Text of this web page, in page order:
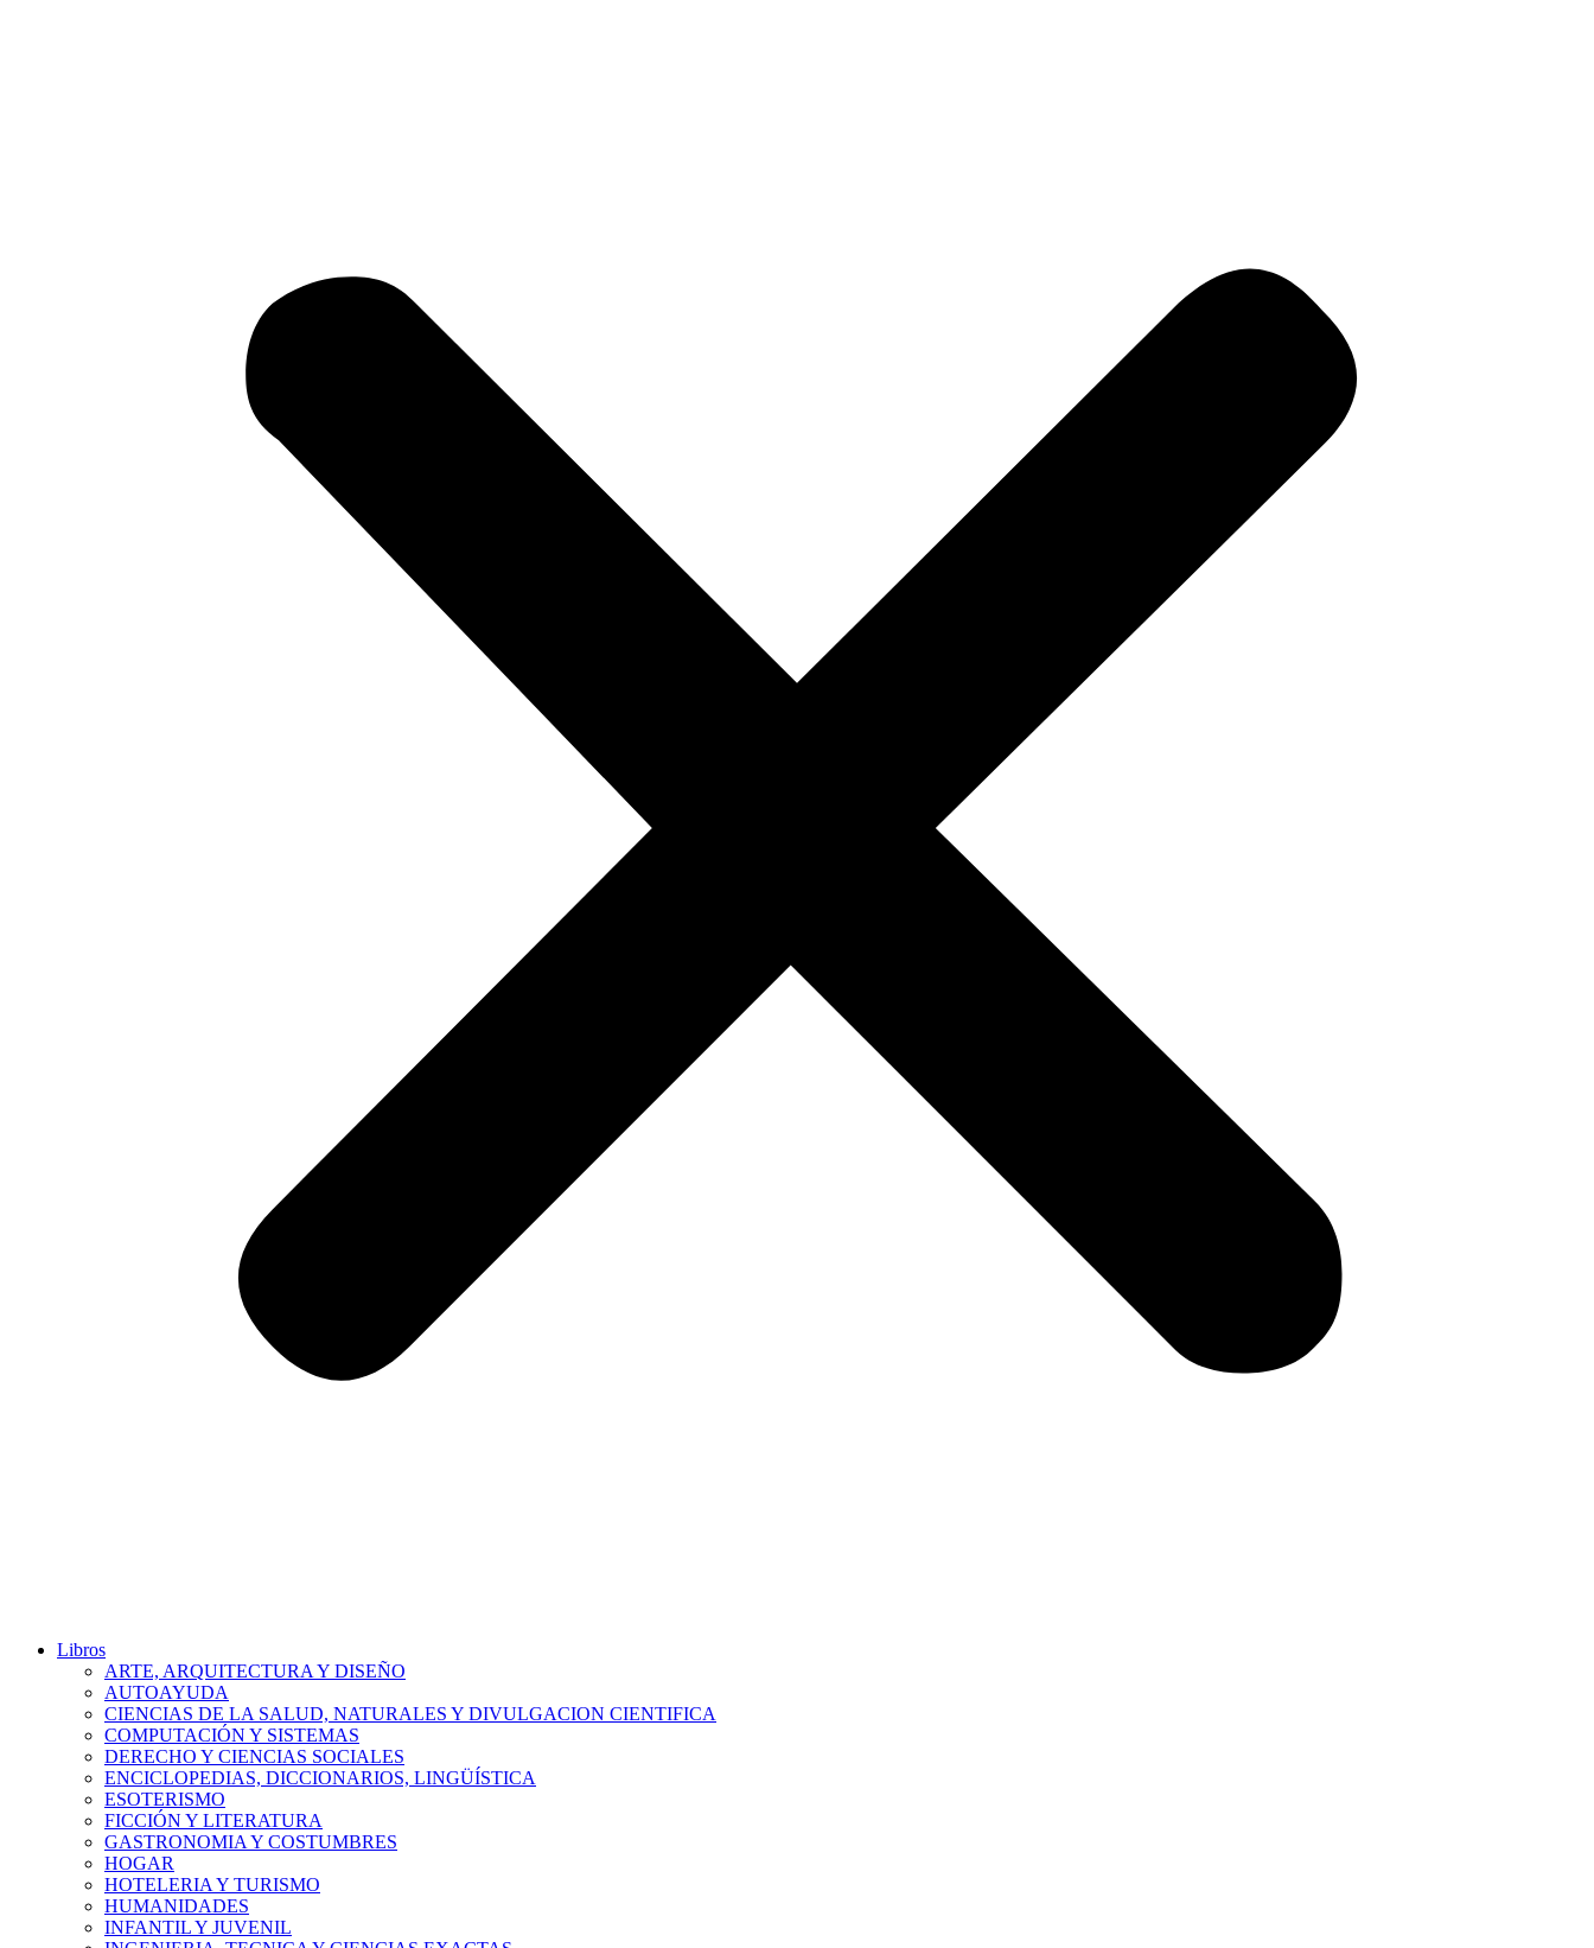
Libros
ARTE, ARQUITECTURA Y DISEÑO
AUTOAYUDA
CIENCIAS DE LA SALUD, NATURALES Y DIVULGACION CIENTIFICA
COMPUTACIÓN Y SISTEMAS
DERECHO Y CIENCIAS SOCIALES
ENCICLOPEDIAS, DICCIONARIOS, LINGÜÍSTICA
ESOTERISMO
FICCIÓN Y LITERATURA
GASTRONOMIA Y COSTUMBRES
HOGAR
HOTELERIA Y TURISMO
HUMANIDADES
INFANTIL Y JUVENIL